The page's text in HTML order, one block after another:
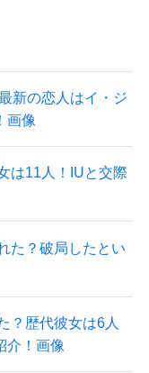
新の恋人はイ・ジ
画像
は11人！IUと交際
た？破局したとい
？歴代彼女は6人
介！画像